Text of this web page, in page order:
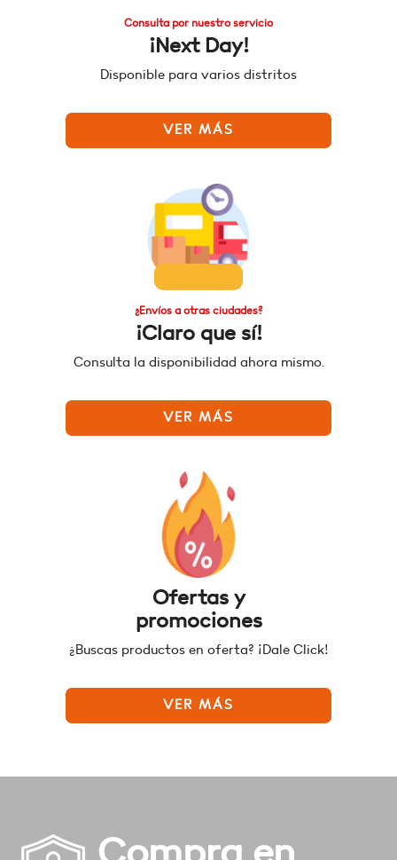
Consulta por nuestro servicio
¡Next Day!
Disponible para varios distritos
VER MÁS
¿Envíos a otras ciudades?
¡Claro que sí!
Consulta la disponibilidad ahora mismo.
VER MÁS
Ofertas y
promociones
¿Buscas productos en oferta? ¡Dale Click!
VER MÁS